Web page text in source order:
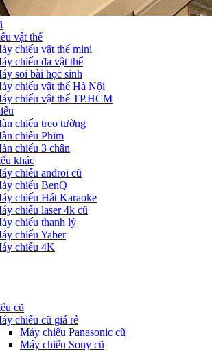
vật thể
chiếu vật thể mini
chiếu đa vật thể
soi bài học sinh
chiếu vật thể Hà Nội
chiếu vật thể TP.HCM
chiếu treo tường
chiếu Phim
chiếu 3 chân
khác
chiếu androi cũ
chiếu BenQ
chiếu Hát Karaoke
chiếu laser 4k cũ
chiếu thanh lý
chiếu Yaber
chiếu 4K
cũ
chiếu cũ giá rẻ
Máy chiếu Panasonic cũ
Máy chiếu Sony cũ